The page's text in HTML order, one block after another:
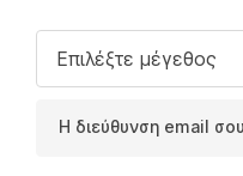
Επιλέξτε μέγεθος
Η διεύθυνση email σου